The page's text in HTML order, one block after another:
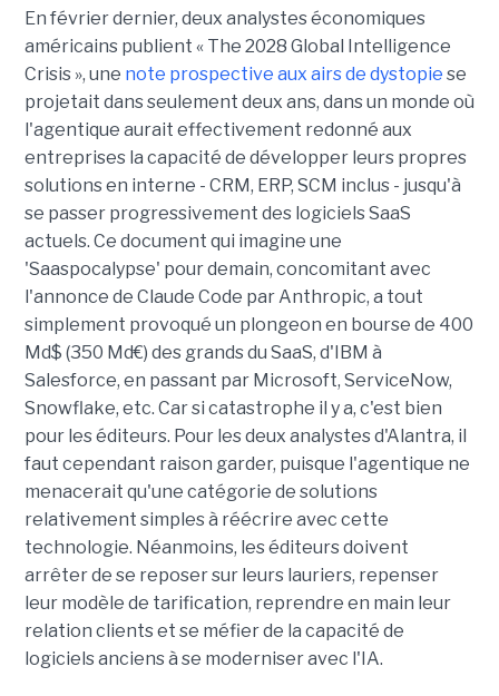
En février dernier, deux analystes économiques
américains publient « The 2028 Global Intelligence
Crisis », une note prospective aux airs de dystopie se
projetait dans seulement deux ans, dans un monde où
l'agentique aurait effectivement redonné aux
entreprises la capacité de développer leurs propres
solutions en interne - CRM, ERP, SCM inclus - jusqu'à
se passer progressivement des logiciels SaaS
actuels. Ce document qui imagine une
'Saaspocalypse' pour demain, concomitant avec
l'annonce de Claude Code par Anthropic, a tout
simplement provoqué un plongeon en bourse de 400
Md$ (350 Md€) des grands du SaaS, d'IBM à
Salesforce, en passant par Microsoft, ServiceNow,
Snowflake, etc. Car si catastrophe il y a, c'est bien
pour les éditeurs. Pour les deux analystes d'Alantra, il
faut cependant raison garder, puisque l'agentique ne
menacerait qu'une catégorie de solutions
relativement simples à réécrire avec cette
technologie. Néanmoins, les éditeurs doivent
arrêter de se reposer sur leurs lauriers, repenser
leur modèle de tarification, reprendre en main leur
relation clients et se méfier de la capacité de
logiciels anciens à se moderniser avec l'IA.